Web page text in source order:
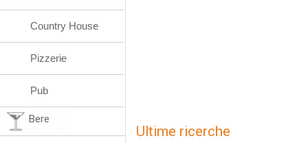
Ultime ricerche
Country House
Pizzerie
Pub
Bere